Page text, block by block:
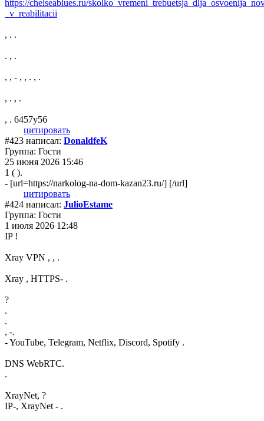
https://chelseablues.ru/
_v_reabilitacii
, . .
. , .
, , - , , . , .
, . , .
, . 6457y56
цитировать
#423 написал: DonaldfeK
Группа: Гости
25 июня 2026 15:46
1 ( ).
- [url=https://narkolog-na-dom-kazan23.ru/] [/url]
цитировать
#424 написал: JulioEstame
Группа: Гости
1 июля 2026 12:48
IP !
Xray VPN , , .
Xray , HTTPS- .
?
.
.
, -.
- YouTube, Telegram, Netflix, Discord, Spotify .
DNS WebRTC.
.
XrayNet, ?
IP-, XrayNet - .